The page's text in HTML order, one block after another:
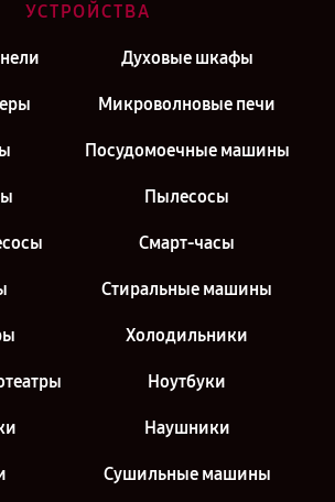
УСТРОЙСТВА
Духовые шкафы
Микроволновые печи
Посудомоечные машины
Пылесосы
Смарт-часы
Стиральные машины
Холодильники
Ноутбуки
Наушники
Сушильные машины